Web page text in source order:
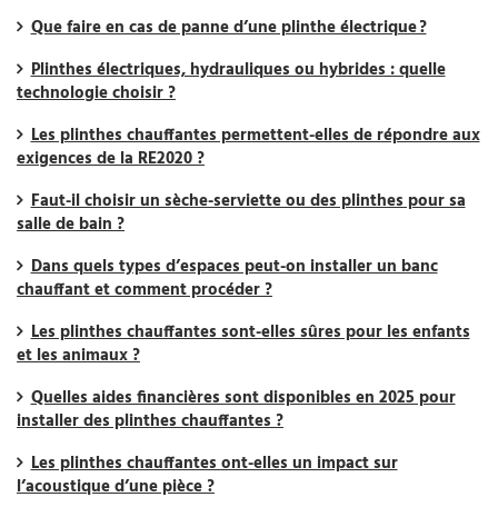
Que faire en cas de panne d’une plinthe électrique ?
Plinthes électriques, hydrauliques ou hybrides : quelle
technologie choisir ?
Les plinthes chauffantes permettent-elles de répondre aux
exigences de la RE2020 ?
Faut-il choisir un sèche-serviette ou des plinthes pour sa
salle de bain ?
Dans quels types d’espaces peut-on installer un banc
chauffant et comment procéder ?
Les plinthes chauffantes sont-elles sûres pour les enfants
et les animaux ?
Quelles aides financières sont disponibles en 2025 pour
installer des plinthes chauffantes ?
Les plinthes chauffantes ont-elles un impact sur
l’acoustique d’une pièce ?